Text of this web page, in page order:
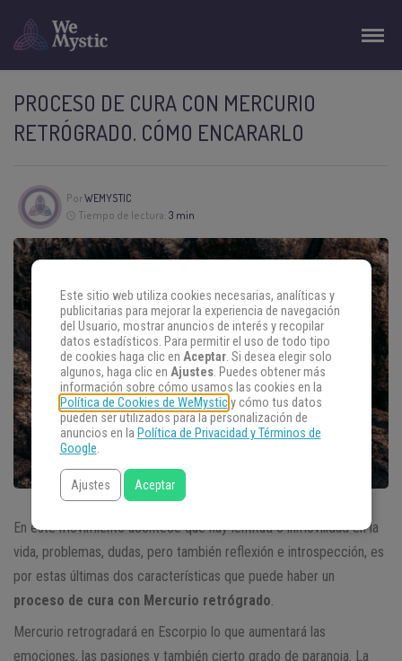
PROCESO DE CURA CON MERCURIO
RETRÓGRADO. CÓMO ENCARARLO
PorWEMYSTIC
Tiempo de lectura: 3 min
En este movimiento acontece que hay lentitud o inmovilidad en la
vida, problemas, dudas, pero también reflexión e introspección, es
por estas últimas dos características que puede haber un
proceso de cura con Mercurio retrógrado
Mercurio retrogradará en Escorpio lo que aumentará las
emociones, las pasiones y también cierto grado de paranoia. La
Este sitio web utiliza cookies necesarias, analíticas y
publicitarias para mejorar la experiencia de navegación
del Usuario, mostrar anuncios de interés y recopilar
datos estadísticos. Para permitir el uso de todo tipo
de cookies haga clic en Aceptar. Si desea elegir solo
algunos, haga clic en Ajustes. Puedes obtener más
información sobre cómo usamos las cookies en la
Política de Cookies de WeMysticy cómo tus datos
pueden ser utilizados para la personalización de
anuncios en la Política de Privacidad y Términos de
Google.
Ajustes Aceptar